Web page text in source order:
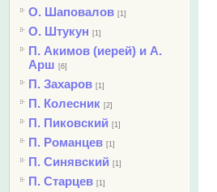
О. Шаповалов [1]
О. Штукун [1]
П. Акимов (иерей) и А.
Арш [6]
П. Захаров [1]
П. Колесник [2]
П. Пиковский [1]
П. Романцев [1]
П. Синявский [1]
П. Старцев [1]